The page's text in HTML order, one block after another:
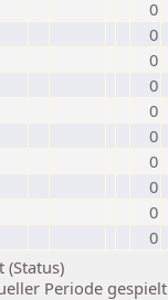
0
0
0
0
0
0
0
0
0
0
(Status)
Periode gespielt